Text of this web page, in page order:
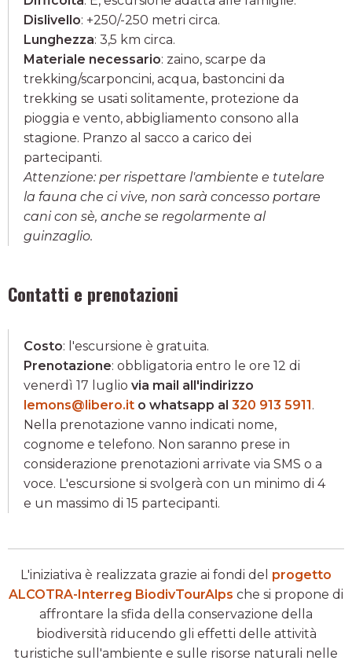
Dislivello: +250/-250 metri circa.
Lunghezza: 3,5 km circa.
Materiale necessario: zaino, scarpe da
trekking/scarponcini, acqua, bastoncini da
trekking se usati solitamente, protezione da
pioggia e vento, abbigliamento consono alla
stagione. Pranzo al sacco a carico dei
partecipanti.
Attenzione: per rispettare l'ambiente e tutelare
la fauna che ci vive, non sarà concesso portare
cani con sè, anche se regolarmente al
guinzaglio.
Contatti e prenotazioni
Costo: l'escursione è gratuita.
Prenotazione: obbligatoria entro le ore 12 di
venerdì 17 luglio via mail all'indirizzo
lemons@libero.it o whatsapp al 320 913 5911.
Nella prenotazione vanno indicati nome,
cognome e telefono. Non saranno prese in
considerazione prenotazioni arrivate via SMS o a
voce. L'escursione si svolgerà con un minimo di 4
e un massimo di 15 partecipanti.
L'iniziativa è realizzata grazie ai fondi del progetto
ALCOTRA-Interreg BiodivTourAlps che si propone di
affrontare la sfida della conservazione della
biodiversità riducendo gli effetti delle attività
turistiche sull'ambiente e sulle risorse naturali nelle